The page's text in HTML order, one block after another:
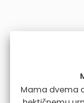
Mama dvema